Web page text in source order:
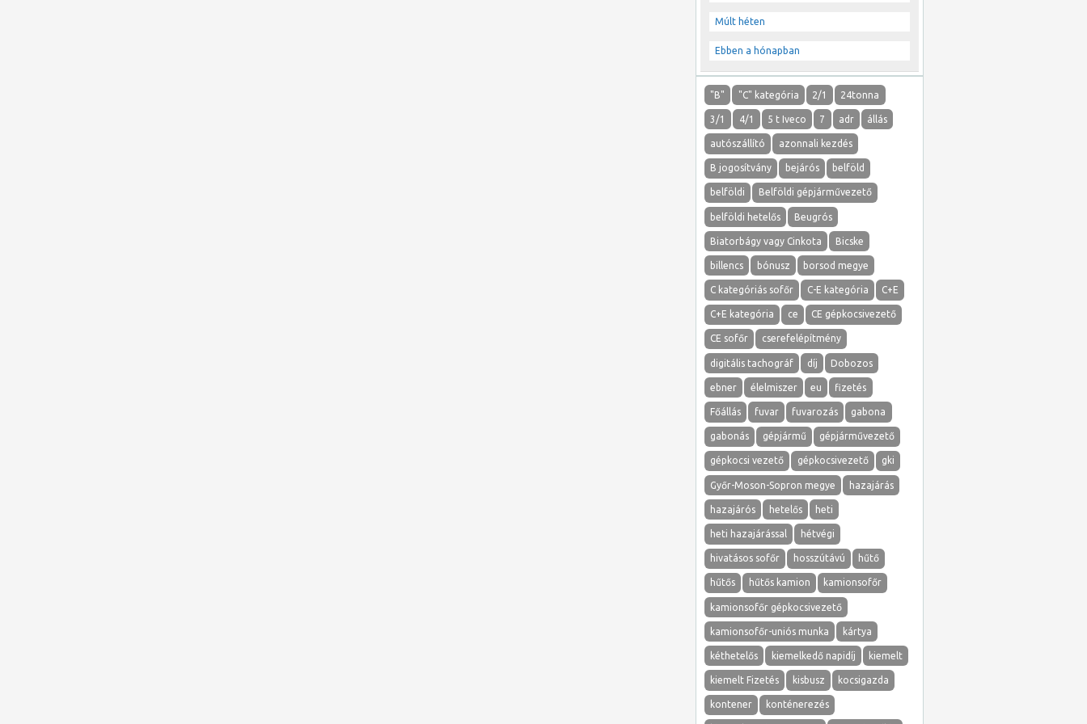
Múlt héten
Ebben a hónapban
"B" "C" kategória 2/1 24tonna
3/1 4/1 5 t Iveco 7 adr állás
autószállító azonnali kezdés
B jogosítvány bejárós belföld
belföldi Belföldi gépjárművezető
belföldi hetelős Beugrós
Biatorbágy vagy Cinkota Bicske
billencs bónusz borsod megye
C kategóriás sofőr C-E kategória C+E
C+E kategória ce CE gépkocsivezető
CE sofőr cserefelépítmény
digitális tachográf díj Dobozos
ebner élelmiszer eu fizetés
Főállás fuvar fuvarozás gabona
gabonás gépjármű gépjárművezető
gépkocsi vezető gépkocsivezető gki
Győr-Moson-Sopron megye hazajárás
hazajárós hetelős heti
heti hazajárással hétvégi
hivatásos sofőr hosszútávú hűtő
hűtős hűtős kamion kamionsofőr
kamionsofőr gépkocsivezető
kamionsofőr-uniós munka kártya
kéthetelős kiemelkedő napidíj kiemelt
kiemelt Fizetés kisbusz kocsigazda
kontener konténerezés